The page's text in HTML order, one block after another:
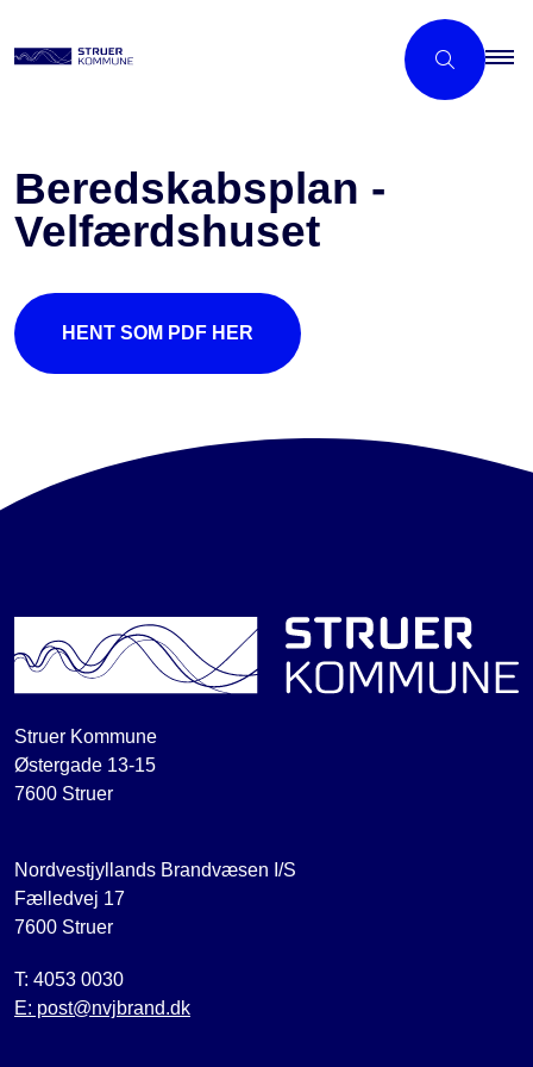
Beredskabsplan -
Velfærdshuset
HENT SOM PDF HER
Struer Kommune
Østergade 13-15
7600 Struer
Nordvestjyllands Brandvæsen I/S
Fælledvej 17
7600 Struer
T: 4053 0030
E: post@nvjbrand.dk